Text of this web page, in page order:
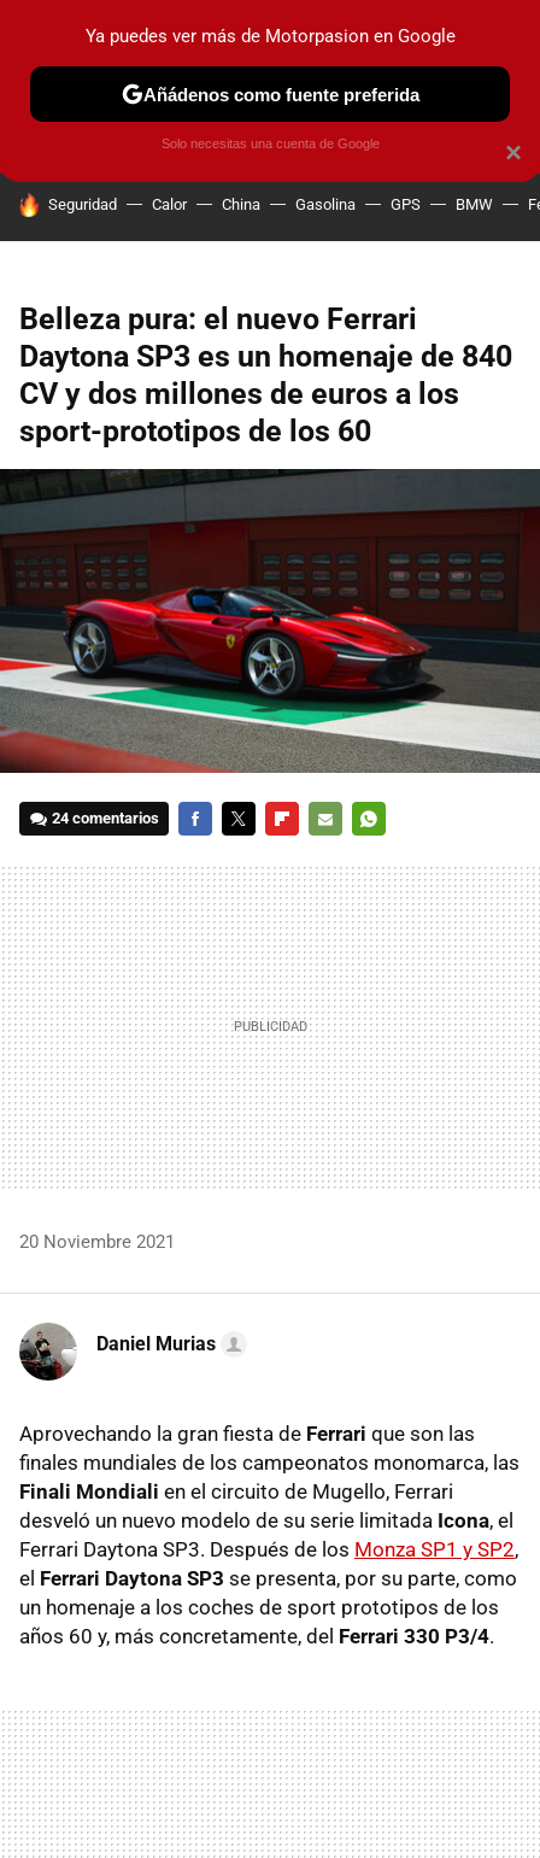
PRUEBAS COCHES ELÉCTRICOS OBSERVATORIO
HOY SE HABLA DE
Seguridad Calor China Gasolina GPS BMW
Belleza pura: el nuevo Ferrari
Daytona SP3 es un homenaje de 840
CV y dos millones de euros a los
sport-prototipos de los 60
24 comentarios
MAIL
20 Noviembre 2021
Daniel Murias
Aprovechando la gran fiesta de Ferrari que son las
finales mundiales de los campeonatos monomarca, las
Finali Mondiali en el circuito de Mugello, Ferrari
desveló un nuevo modelo de su serie limitada Icona, el
Ferrari Daytona SP3. Después de los Monza SP1 y SP2,
el Ferrari Daytona SP3 se presenta, por su parte, como
un homenaje a los coches de sport prototipos de los
años 60 y, más concretamente, del Ferrari 330 P3/4.
×
Ya puedes ver más de Motorpasion en Google
Añádenos como fuente preferida
Solo necesitas una cuenta de Google